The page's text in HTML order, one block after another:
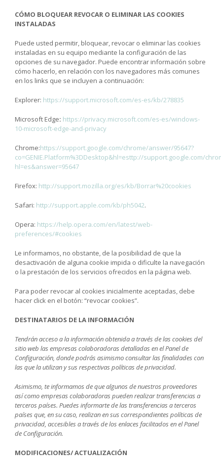
CÓMO BLOQUEAR REVOCAR O ELIMINAR LAS COOKIES
INSTALADAS
Puede usted permitir, bloquear, revocar o eliminar las cookies
instaladas en su equipo mediante la configuración de las
opciones de su navegador. Puede encontrar información sobre
cómo hacerlo, en relación con los navegadores más comunes
en los links que se incluyen a continuación:
Explorer: https://support.microsoft.com/es-es/kb/278835
Microsoft Edge: https://privacy.microsoft.com/es-es/windows-
10-microsoft-edge-and-privacy
Chrome:https://support.google.com/chrome/answer/95647?
co=GENIE.Platform%3DDesktop&hl=esttp://support.google.com/
hl=es&answer=95647
Firefox: http://support.mozilla.org/es/kb/Borrar%20cookies
Safari: http://support.apple.com/kb/ph5042.
Opera: https://help.opera.com/en/latest/web-
preferences/#cookies
Le informamos, no obstante, de la posibilidad de que la
desactivación de alguna cookie impida o dificulte la navegación
o la prestación de los servicios ofrecidos en la página web.
Para poder revocar al cookies inicialmente aceptadas, debe
hacer click en el botón: “revocar cookies”.
DESTINATARIOS DE LA INFORMACIÓN
Tendrán acceso a la información obtenida a través de las cookies del
sitio web las empresas colaboradoras detalladas en el Panel de
Configuración, donde podrás asimismo consultar las finalidades con
las que la utilizan y sus respectivas políticas de privacidad.
Asimismo, te informamos de que algunos de nuestros proveedores
así como empresas colaboradoras pueden realizar transferencias a
terceros países. Puedes informarte de las transferencias a terceros
países que, en su caso, realizan en sus correspondientes políticas de
privacidad, accesibles a través de los enlaces facilitados en el Panel
de Configuración.
MODIFICACIONES/ ACTUALIZACIÓN